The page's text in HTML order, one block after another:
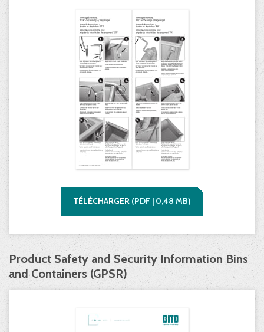
TÉLÉCHARGER (PDF | 0,48 MB)
Product Safety and Security Information Bins
and Containers (GPSR)